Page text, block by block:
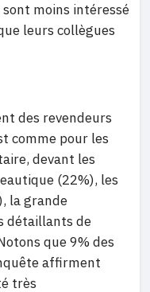
moins intéressé
leurs collègues
des revendeurs
comme pour les
devant les
(22%), les
la grande
détaillants de
que 9% des
affirment
très